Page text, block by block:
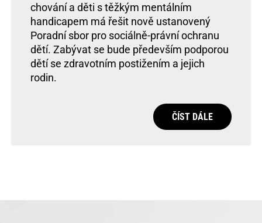
chování a děti s těžkým mentálním
handicapem má řešit nově ustanovený
Poradní sbor pro sociálně-právní ochranu
dětí. Zabývat se bude především podporou
dětí se zdravotním postižením a jejich
rodin.
ČÍST DÁLE